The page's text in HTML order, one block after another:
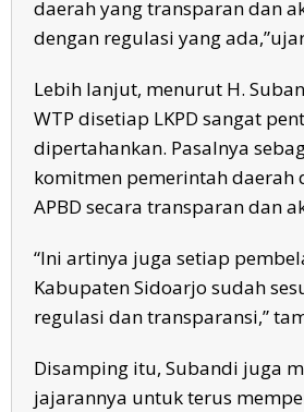
daerah yang transparan dan
dengan regulasi yang
Lebih lanjut, menurut H.
WTP disetiap LKPD sangat
dipertahankan. Pasalnya
komitmen pemerintah daerah
APBD secara transparan dan
“Ini artinya juga setiap
Kabupaten Sidoarjo sudah
regulasi dan transparansi,”
Disamping itu, Subandi juga
jajarannya untuk terus